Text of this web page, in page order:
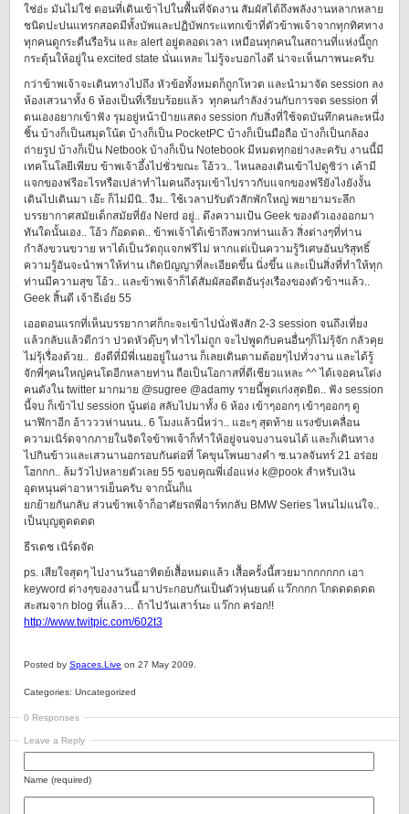
ใช่อ่ะ มันไม่ใช่ ตอนที่เดินเข้าไปในพื้นที่จัดงาน สัมผัสได้ถึงพลังงานหลากหลาย
ชนิดปะปนแทรกสอดมีทั้งบัพและปฏิบัพกระแทกเข้าที่ตัวข้าพเจ้าจากทุกทิศทาง
ทุกคนดูกระตืนรือร้น และ alert อยู่ตลอดเวลา เหมือนทุกคนในสถานที่แห่งนี้ถูก
กระตุ้นให้อยู่ใน excited state นั่นแหละ ไม่รู้จะบอกไงดี น่าจะเห็นภาพนะครับ
กว่าข้าพเจ้าจะเดินทางไปถึง หัวข้อทั้งหมดก็ถูกโหวต และนำมาจัด session ลง
ห้องเสวนาทั้ง 6 ห้องเป็นที่เรียบร้อยแล้ว ทุกคนกำลังง่วนกับการจด session ที่
ตนเองอยากเข้าฟัง รุมอยู่หน้าป้ายแสดง session กับสิ่งที่ใช้จดบันทึกคนละหนึ่ง
ชิ้น บ้างก็เป็นสมุดโน้ต บ้างก็เป็น PocketPC บ้างก็เป็นมือถือ บ้างก็เป็นกล้อง
ถ่ายรูป บ้างก็เป็น Netbook บ้างก็เป็น Notebook มีหมดทุกอย่างละครับ งานนี้มี
เทคโนโลยีเพียบ ข้าพเจ้าอึ้งไปชั่วขณะ โอ้วว.. ไหนลองเดินเข้าไปดูซิว่า เค้ามี
แจกของฟรีอะไรหรือเปล่าทำไมคนถึงรุมเข้าไปราวกับแจกของฟรียังไงยังงั้น
เดินไปเดินมา เอ๊ะ ก็ไม่มีนิ.. งืม.. ใช้เวลาปรับตัวสักพักใหญ่ พยายามระลึก
บรรยากาศสมัยเด็กสมัยที่ยัง Nerd อยู่.. ดึงความเป้น Geek ของตัวเองออกมา
ทันใดนั้นเอง.. โอ้ว ก๊อดดด.. ข้าพเจ้าได้เข้าถึงพวกท่านแล้ว สิ่งต่างๆที่ท่าน
กำลังขวนขวาย หาได้เป็นวัตถุแจกฟรีไม่ หากแต่เป็นความรู้วิเศษอันบริสุทธิ์
ความรู้อันจะนำพาให้ท่าน เกิดปัญญาที่ละเอียดขึ้น นิ่งขึ้น และเป็นสิ่งที่ทำให้ทุก
ท่านมีความสุข โอ้ว.. และข้าพเจ้าก็ได้สัมผัสอดีตอันรุ่งเรืองของตัวข้าฯแล้ว..
Geek สิ้นดี เจ้าธีเอ๋ย 55
เออตอนแรกที่เห็นบรรยากาศก็กะจะเข้าไปนั่งฟังสัก 2-3 session จนถึงเที่ยง
แล้วกลับแล้วดีกว่า ปวดหัวตุ๊บๆ ทำไรไม่ถูก จะไปพูดกับคนอื่นๆก็ไม่รุ้จัก กลัวคุย
ไม่รุ้เรื่องด้วย.. ยังดีที่มีพี่เนยอยู่ในงาน ก็เลยเดินตามต้อยๆไปทั่วงาน และได้รู้
จักพี่ๆคนใหญ่คนโตอีกหลายท่าน ถือเป็นโอกาสที่ดีเชียวแหละ ^^ ได้เจอคนโด่ง
คนดังใน twitter มากมาย @sugree @adamy รายนี้พูดเก่งสุดยิด.. ฟัง session
นี้จบ ก็เข้าไป session นู้นต่อ สลับไปมาทั้ง 6 ห้อง เข้าๆออกๆ เข้าๆออกๆ ดู
นาฬิกาอีก อ้าวววห่านนน.. 6 โมงแล้วนี่หว่า.. แฮะๆ สุดท้าย แรงขับเคลื่อน
ความเนิร์ดจากภายในจิตใจข้าพเจ้าก็ทำให้อยู่จนจบงานจนได้ และก็เดินทาง
ไปกินข้าวและเสวนานอกรอบกันต่อที่ โคขุนโพนยางคำ ซ.นวลจันทร์ 21 อร่อย
โฮกกก.. ล้มวัวไปหลายตัวเลย 55 ขอบคุณพี่เอ๋อแห่ง k@pook สำหรับเงิน
อุดหนุนค่าอาหารเย็นครับ จากนั้นก็แ
ยกย้ายกันกลับ ส่วนข้าพเจ้าก็อาศัยรถพี่อาร์ทกลับ BMW Series ไหนไม่แน่ใจ..
เป็นบุญตูดดดด
ธีรเดช เนิร์ดจัด
ps. เสียใจสุดๆ ไปงานวันอาทิตย์เสื้อหมดแล้ว เสื้อครั้งนี้สวยมากกกกกก เอา
keyword ต่างๆของงานนี้ มาประกอบกันเป็นตัวหุ่นยนต์ แว๊กกกก โกดดดดดด
สะสมจาก blog ที่แล้ว… ถ้าไปวันเสาร์นะ แว๊กก คร่อก!!
http://www.twitpic.com/602t3
Posted by Spaces.Live on 27 May 2009.
Categories: Uncategorized
0 Responses
Leave a Reply
Name (required)